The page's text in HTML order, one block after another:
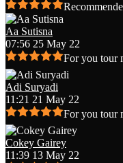
Aa Sutisna
07:56 25 May 22
For you tour
Adi Suryadi
11:21 21 May 22
For you tour
Cokey Gairey
11:39 13 May 22